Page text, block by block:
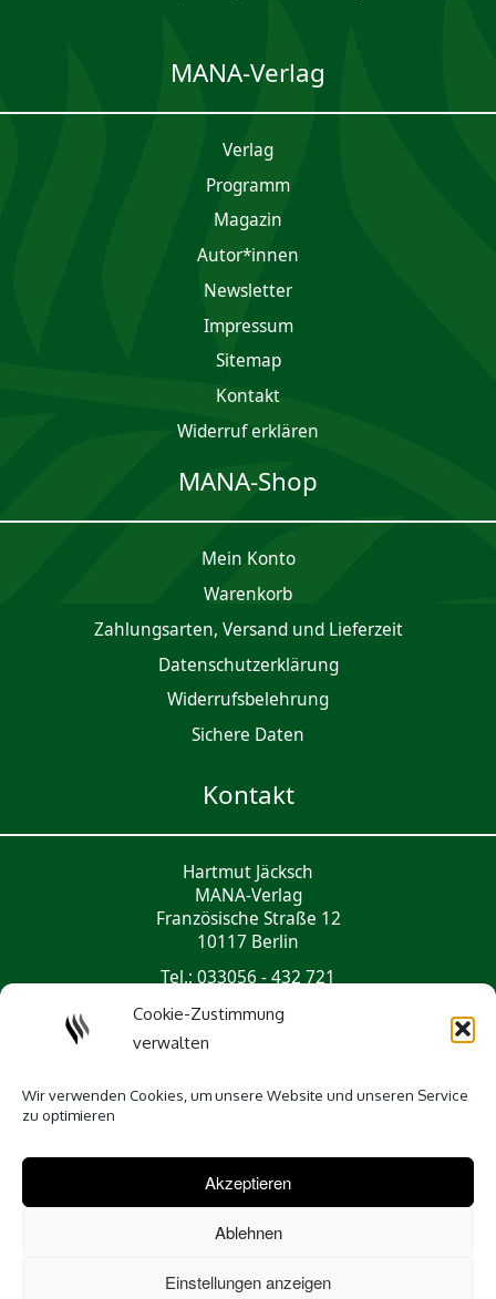
Cookie-Zustimmung
verwalten
Wir verwenden Cookies, um unsere Website und unseren Service
zu optimieren
Akzeptieren
Ablehnen
Einstellungen anzeigen
MANA-Verlag
Verlag
Programm
Magazin
Autor*innen
Newsletter
Impres­sum
Sitemap
Kontakt
Widerruf erklären
MANA-Shop
Mein Konto
Waren­korb
Zahlungsarten, Versand und Lieferzeit
Daten­schutz­er­klärung
Widerrufsbelehrung
Sichere Daten
Kontakt
Hartmut Jäcksch
MANA-Verlag
Französische Straße 12
10117 Berlin
Tel.: 033056 - 432 721
Social Media